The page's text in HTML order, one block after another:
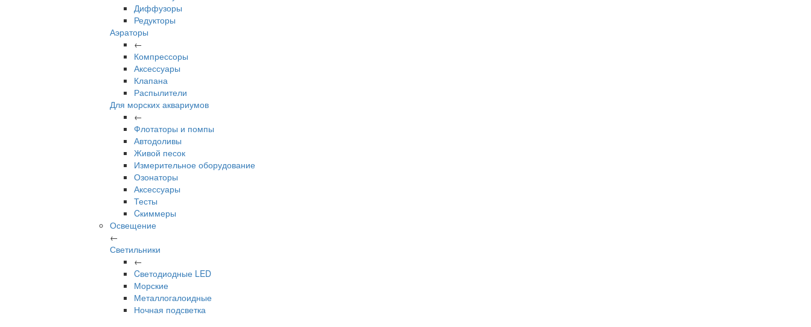
Диффузоры
Редукторы
Аэраторы
←
Компрессоры
Аксессуары
Клапана
Распылители
Для морских аквариумов
←
Флотаторы и помпы
Автодоливы
Живой песок
Измерительное оборудование
Озонаторы
Аксессуары
Тесты
Cкиммеры
Освещение
←
Светильники
←
Cветодиодные LED
Морские
Металлогалоидные
Ночная подсветка